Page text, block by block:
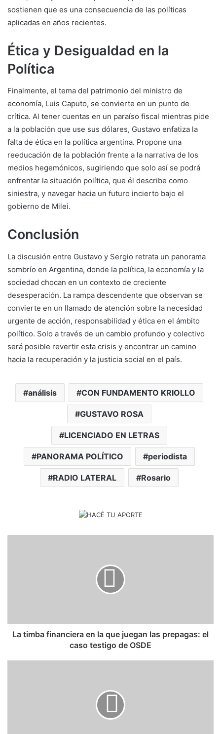
sostienen que es una consecuencia de las políticas
aplicadas en años recientes.
Ética y Desigualdad en la
Política
Finalmente, el tema del patrimonio del ministro de
economía, Luis Caputo, se convierte en un punto de
crítica. Al tener cuentas en un paraíso fiscal mientras pide
a la población que use sus dólares, Gustavo enfatiza la
falta de ética en la política argentina. Propone una
reeducación de la población frente a la narrativa de los
medios hegemónicos, sugiriendo que solo así se podrá
enfrentar la situación política, que él describe como
siniestra, y navegar hacia un futuro incierto bajo el
gobierno de Milei.
Conclusión
La discusión entre Gustavo y Sergio retrata un panorama
sombrío en Argentina, donde la política, la economía y la
sociedad chocan en un contexto de creciente
desesperación. La rampa descendente que observan se
convierte en un llamado de atención sobre la necesidad
urgente de acción, responsabilidad y ética en el ámbito
político. Solo a través de un cambio profundo y colectivo
será posible revertir esta crisis y encontrar un camino
hacia la recuperación y la justicia social en el país.
análisis CON FUNDAMENTO KRIOLLO
GUSTAVO ROSA
LICENCIADO EN LETRAS
PANORAMA POLÍTICO periodista
RADIO LATERAL Rosario
La timba financiera en la que juegan las prepagas: el
caso testigo de OSDE